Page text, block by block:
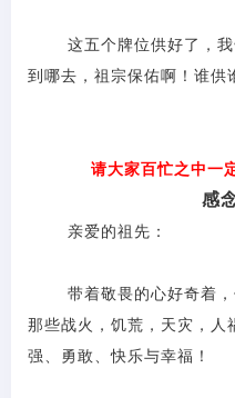
这五个牌位供好了，
到哪去，祖宗保佑啊！谁供
请大家百忙之中一
感
亲爱的祖先：
带着敬畏的心好奇着
那些战火，饥荒，天灾，人
强、勇敢、快乐与幸福！